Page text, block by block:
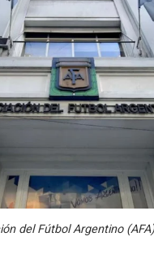
del Fútbol Argentino